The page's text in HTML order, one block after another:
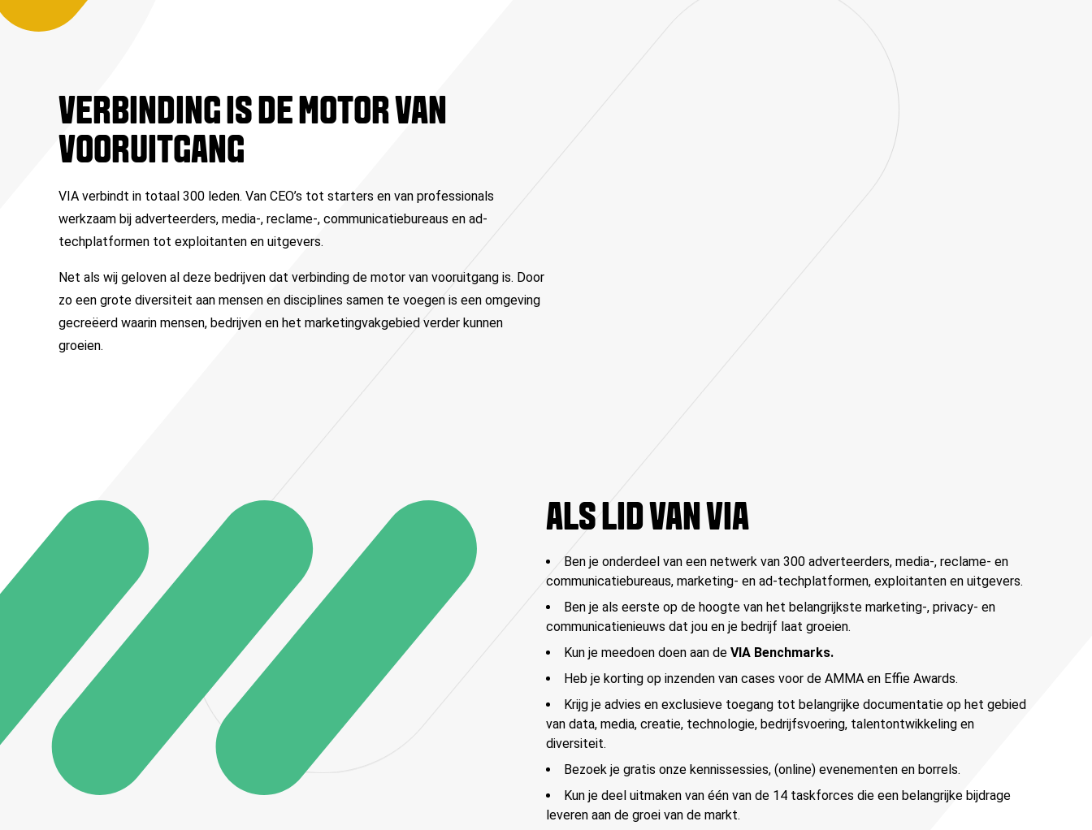
VERBINDING IS DE MOTOR VAN
VOORUITGANG
VIA verbindt in totaal 300 leden. Van CEO’s tot starters en van professionals
werkzaam bij adverteerders, media-, reclame-, communicatiebureaus en ad-
techplatformen tot exploitanten en uitgevers.
Net als wij geloven al deze bedrijven dat verbinding de motor van vooruitgang is. Door
zo een grote diversiteit aan mensen en disciplines samen te voegen is een omgeving
gecreëerd waarin mensen, bedrijven en het marketingvakgebied verder kunnen
groeien.
ALS LID VAN VIA
Ben je onderdeel van een netwerk van 300 adverteerders, media-, reclame- en
communicatiebureaus, marketing- en ad-techplatformen, exploitanten en uitgevers.
Ben je als eerste op de hoogte van het belangrijkste marketing-, privacy- en
communicatienieuws dat jou en je bedrijf laat groeien.
Kun je meedoen doen aan de VIA Benchmarks.
Heb je korting op inzenden van cases voor de AMMA en Effie Awards.
Krijg je advies en exclusieve toegang tot belangrijke documentatie op het gebied
van data, media, creatie, technologie, bedrijfsvoering, talentontwikkeling en
diversiteit.
Bezoek je gratis onze kennissessies, (online) evenementen en borrels.
Kun je deel uitmaken van één van de 14 taskforces die een belangrijke bijdrage
leveren aan de groei van de markt.